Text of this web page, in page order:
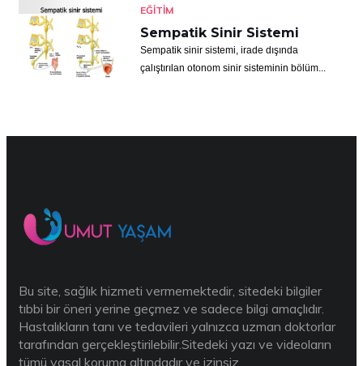
EĞITIM
Sempatik Sinir Sistemi
Sempatik sinir sistemi, irade dışında
çalıştırılan otonom sinir sisteminin bölüm...
Bu site, sağlık hizmeti vermemektedir, sitedeki bilgiler
tıbbi bir öneri yerine geçmez ve sadece bilgi amaçlıdır.
Hastalıkların tanı ve tedavileri yalnızca uzman doktorlar
tarafından gerçekleştirilebilir.Sitedeki yazı ve videoların
tümü yasal koruma altındadır ve izinsiz